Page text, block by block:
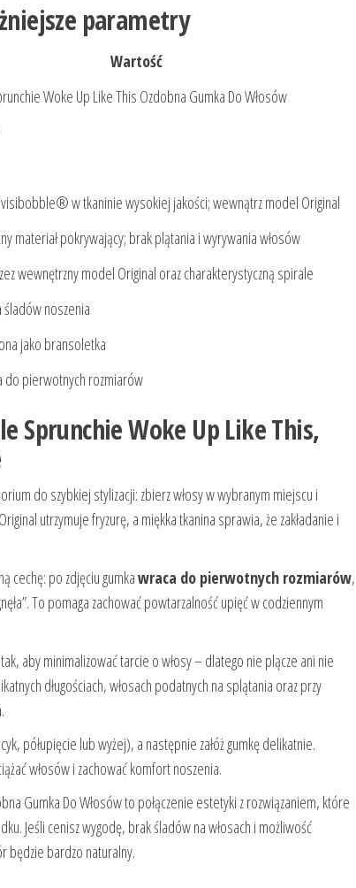
parametry
Wartość
Woke Up Like This Ozdobna Gumka Do Włosów
w tkaninie wysokiej jakości; wewnątrz model Original
materiał pokrywający; brak plątania i wyrywania włosów
wewnętrzny model Original oraz charakterystyczną spirale
noszenia
jako bransoletka
do pierwotnych rozmiarów
Sprunchie Woke Up Like This,
do szybkiej stylizacji: zbierz włosy w wybranym miejscu i
utrzymuje fryzurę, a miękka tkanina sprawia, że zakładanie i
cechę: po zdjęciu gumkawraca do pierwotnych rozmiarów,
To pomaga zachować powtarzalność upięć w codziennym
aby minimalizować tarcie o włosy – dlatego nie plącze ani nie
długościach, włosach podatnych na splątania oraz przy
półupięcie lub wyżej), a następnie załóż gumkę delikatnie.
włosów i zachować komfort noszenia.
Gumka Do Włosów to połączenie estetyki z rozwiązaniem, które
Jeśli cenisz wygodę, brak śladów na włosach i możliwość
będzie bardzo naturalny.